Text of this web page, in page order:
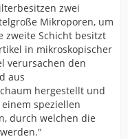
zwei
Mikroporen, um
zweite Schicht besitzt
in mikroskopischer
verursachen den
aus
hergestellt und
speziellen
durch welchen die